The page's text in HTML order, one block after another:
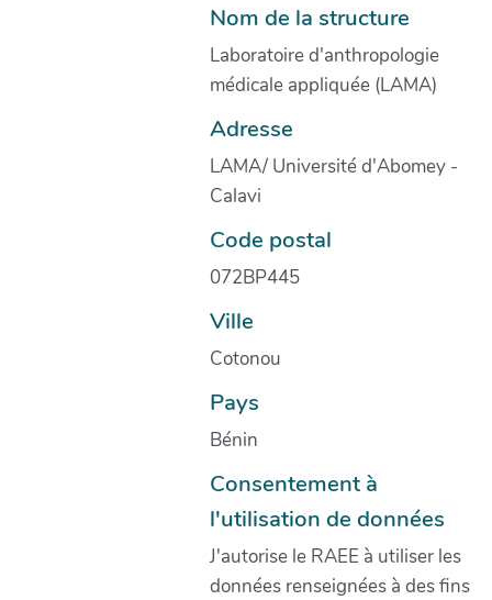
Nom de la structure
Laboratoire d'anthropologie
médicale appliquée (LAMA)
Adresse
LAMA/ Université d'Abomey -
Calavi
Code postal
072BP445
Ville
Cotonou
Pays
Bénin
Consentement à
l'utilisation de données
J'autorise le RAEE à utiliser les
données renseignées à des fins